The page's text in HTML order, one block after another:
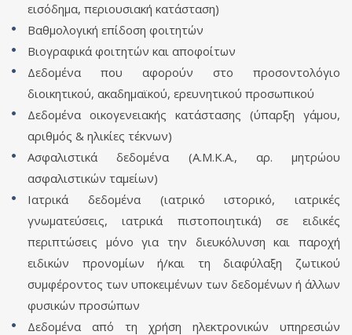
εισόδημα, περιουσιακή κατάσταση)
Βαθμολογική επίδοση φοιτητών
Βιογραφικά φοιτητών και αποφοίτων
Δεδομένα που αφορούν στο προσοντολόγιο
διοικητικού, ακαδημαϊκού, ερευνητικού προσωπικού
Δεδομένα οικογενειακής κατάστασης (ύπαρξη γάμου,
αριθμός & ηλικίες τέκνων)
Ασφαλιστικά δεδομένα (Α.Μ.Κ.Α., αρ. μητρώου
ασφαλιστικών ταμείων)
Ιατρικά δεδομένα (ιατρικό ιστορικό, ιατρικές
γνωματεύσεις, ιατρικά πιστοποιητικά) σε ειδικές
περιπτώσεις μόνο για την διευκόλυνση και παροχή
ειδικών προνομίων ή/και τη διαφύλαξη ζωτικού
συμφέροντος των υποκειμένων των δεδομένων ή άλλων
φυσικών προσώπων
Δεδομένα από τη χρήση ηλεκτρονικών υπηρεσιών